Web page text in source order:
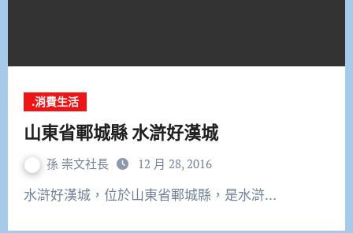
.消費生活
山東省鄆城縣 水滸好漢城
孫 崇文社長 12 月 28, 2016
水滸好漢城，位於山東省鄆城縣，是水滸…